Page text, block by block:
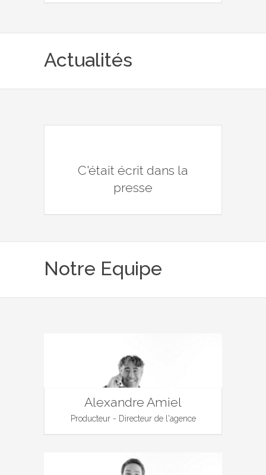
Actualités
C'était écrit dans la
presse
Notre Equipe
Alexandre Amiel
Producteur - Directeur de l'agence